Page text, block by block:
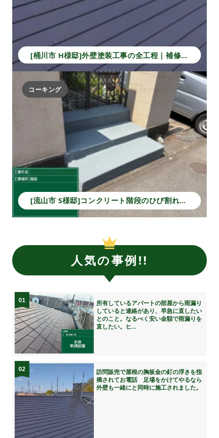
[桶川市 H様邸]外壁塗装工事の全工程｜補修から仕上げで長持ちする住まいへ！
コーキング
[流山市 S様邸]コンクリート階段のひび割れ補修と塗装で安全性と美観を回復！
人気の事例!!
01
所有しているアパートの部屋から雨漏り
していると連絡があり、早急に直したい
とのこと。なるべく安い金額で雨漏りを
直したい。ヒ...
02
訪問販売で屋根の胸板金の釘の浮きを指
摘されてお電話 足場をかけてやるなら
外壁も一緒にと同時に施工されました。